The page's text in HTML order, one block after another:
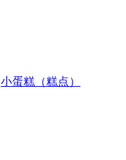
小蛋糕（糕点）